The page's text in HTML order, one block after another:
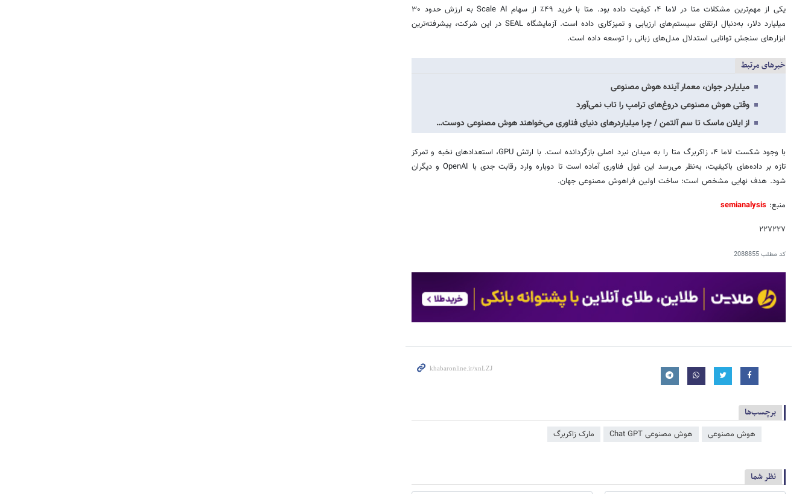
یکی از مهم‌ترین مشکلات متا در لاما ۴، کیفیت داده بود. متا با خرید ۴۹٪ از سهام Scale AI به ارزش حدود ۳۰
میلیارد دلار، به‌دنبال ارتقای سیستم‌های ارزیابی و تمیزکاری داده است. آزمایشگاه SEAL در این شرکت، پیشرفته‌ترین
ابزارهای سنجش توانایی استدلال مدل‌های زبانی را توسعه داده است.
خبرهای مرتبط
میلیاردر جوان، معمار آینده هوش مصنوعی
وقتی هوش مصنوعی دروغ‌های ترامپ را تاب نمی‌آورد
از ایلان ماسک تا سم آلتمن / چرا میلیاردرهای دنیای فناوری می‌خواهند هوش مصنوعی دوست…
با وجود شکست لاما ۴، زاکربرگ متا را به میدان نبرد اصلی بازگردانده است. با ارتش GPU، استعدادهای نخبه و تمرکز
تازه بر داده‌های باکیفیت، به‌نظر می‌رسد این غول فناوری آماده است تا دوباره وارد رقابت جدی با OpenAI و دیگران
شود. هدف نهایی مشخص است: ساخت اولین فراهوش مصنوعی جهان.
منبع: semianalysis
۲۲۷۲۲۷
کد مطلب2088855
برچسب‌ها
هوش مصنوعی هوش مصنوعی Chat GPT مارک زاکربرگ
نظر شما